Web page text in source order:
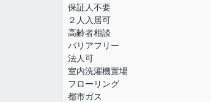
保証人不要
２人入居可
高齢者相談
バリアフリー
法人可
室内洗濯機置場
フローリング
都市ガス